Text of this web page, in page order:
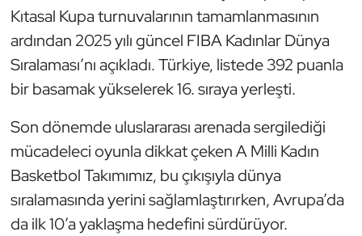
Kıtasal Kupa turnuvalarının tamamlanmasının
ardından 2025 yılı güncel FIBA Kadınlar Dünya
Sıralaması’nı açıkladı. Türkiye, listede 392 puanla
bir basamak yükselerek 16. sıraya yerleşti.
Son dönemde uluslararası arenada sergilediği
mücadeleci oyunla dikkat çeken A Milli Kadın
Basketbol Takımımız, bu çıkışıyla dünya
sıralamasında yerini sağlamlaştırırken, Avrupa’da
da ilk 10’a yaklaşma hedefini sürdürüyor.
Dövüş Sanatı
E-Spor
Eskrim
Futbol
Futsal
Genel